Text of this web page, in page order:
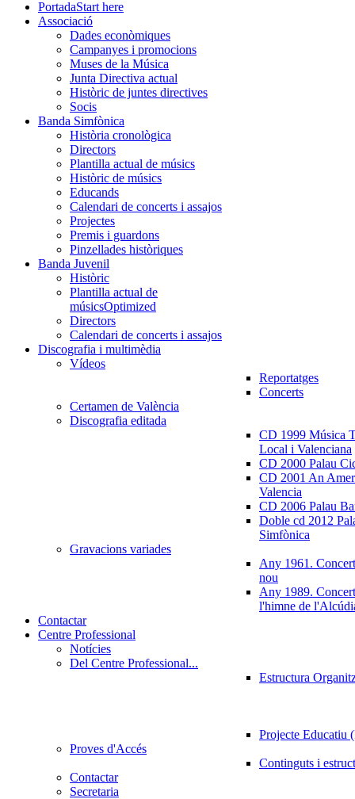
PortadaStart here
Associació
Dades econòmiques
Campanyes i promocions
Muses de la Música
Junta Directiva actual
Històric de juntes directives
Socis
Banda Simfònica
Història cronològica
Directors
Plantilla actual de músics
Històric de músics
Educands
Calendari de concerts i assajos
Projectes
Premis i guardons
Pinzellades històriques
Banda Juvenil
Històric
Plantilla actual de
músicsOptimized
Directors
Calendari de concerts i assajos
Discografia i multimèdia
Vídeos
Reportatges
Concerts
Certamen de València
Discografia editada
CD 1999 Música
Local i Valenciana
CD 2000 Palau
CD 2001 An
Valencia
CD 2006 Palau
Doble cd 2012
Simfònica
Gravacions variades
Any 1961.
nou
Any 1989.
l'himne de
Contactar
Centre Professional
Notícies
Del Centre Professional...
Estructura
Projecte Educatiu
Proves d'Accés
Continguts i
Contactar
Secretaria